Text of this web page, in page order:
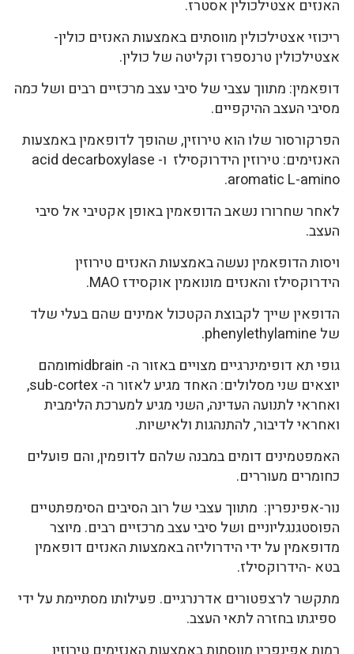
האנזים אצטילכולין אסטרז.
ריכוזי אצטילכולין מווסתים באמצעות האנזים כולין-
אצטילכולין טרנספרז וקליטה של כולין.
דופאמין: מתווך עצבי של סיבי עצב מרכזיים רבים ושל כמה
מסיבי העצב ההיקפיים.
הפרקורסור שלו הוא טירוזין, שהופך לדופאמין באמצעות
האנזימים: טירוזין הידרוקסילז ו- acid decarboxylase
aromatic L-amino.
לאחר שחרורו נשאב הדופאמין באופן אקטיבי אל סיבי
העצב.
ויסות הדופאמין נעשה באמצעות האנזים טירוזין
הידרוקסילז והאנזים מונואמין אוקסידז MAO.
הדופאין שייך לקבוצת הקטכול אמינים שהם בעלי שלד
של phenylethylamine.
גופי תא דופימינרגיים מצויים באזור ה- midbrainומהם
יוצאים שני מסלולים: האחד מגיע לאזור ה- sub-cortex,
ואחראי לתנועה העדינה, השני מגיע למערכת הלימבית
ואחראי לדיבור, להתנהגות ולאישיות.
האמפטמינים דומים במבנה שלהם לדופמין, והם פועלים
כחומרים מעוררים.
נור-אפינפרין: מתווך עצבי של רוב הסיבים הסימפתטיים
הפוסטגנגליוניים ושל סיבי עצב מרכזיים רבים. מיוצר
מדופאמין על ידי הידרוליזה באמצעות האנזים דופאמין
בטא -הידרוקסילז.
מתקשר לרצפטורים אדרנרגיים. פעילותו מסתיימת על ידי
ספיגתו בחזרה לתאי העצב.